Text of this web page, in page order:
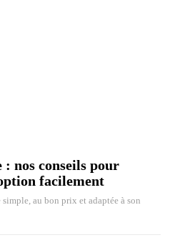
nos conseils pour
facilement
au bon prix et adaptée à son